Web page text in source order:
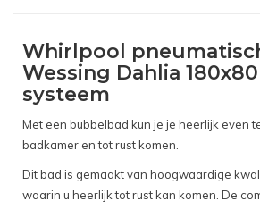
Whirlpool
Wessing Dahlia
systeem
Met een bubbelbad kun je je heerlijk even
badkamer en tot rust komen.
Dit bad is gemaakt van hoogwaardige
waarin u heerlijk tot rust kan komen. De